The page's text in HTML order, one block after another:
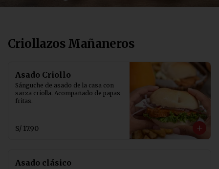
Criollazos Mañaneros
Asado Criollo
Sánguche de asado de la casa con
sarza criolla. Acompañado de papas
fritas.
S/ 17.90
Asado clásico